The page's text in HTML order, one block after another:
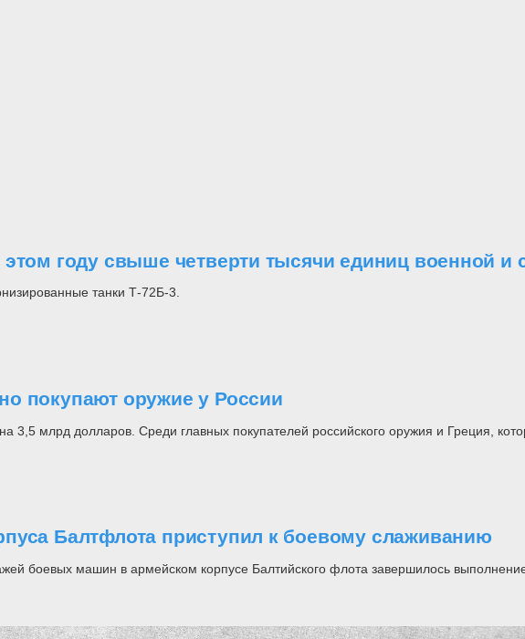
году свыше четверти тысячи единиц военной и
танки Т-72Б-3.
покупают оружие у России
3,5 млрд долларов. Среди главных покупателей российского оружия и Греция,
Балтфлота приступил к боевому слаживанию
боевых машин в армейском корпусе Балтийского флота завершилось